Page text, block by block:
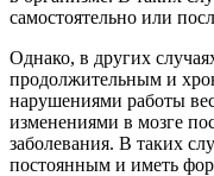
самостоятельно или
Однако, в других
продолжительным и
нарушениями работы
изменениями в мозге
заболевания. В таких
постоянным и иметь